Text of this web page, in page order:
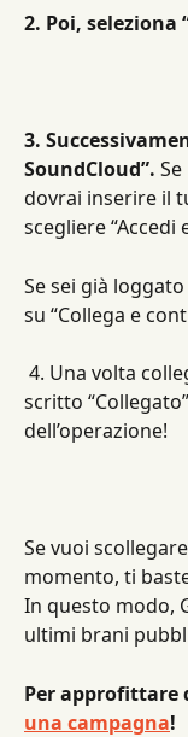
2. Poi, seleziona
3.
SoundCloud”.
dovrai inserire il
scegliere “Accedi
Se sei già
su “Collega e
4. Una volta
scritto
dell’operazione!
Se vuoi
momento, ti
In questo modo,
ultimi brani
Per approfittare
una campagna!